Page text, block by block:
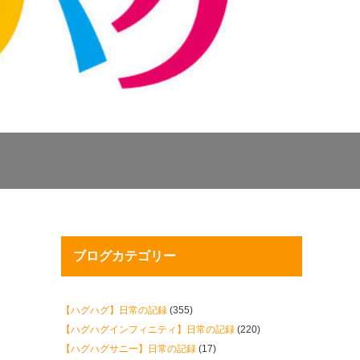
ブログカテゴリー
【ハグハグ】日常の記録 (355)
【ハグハグインフィニティ】日常の記録 (220)
【ハグハグサニー】日常の記録 (17)